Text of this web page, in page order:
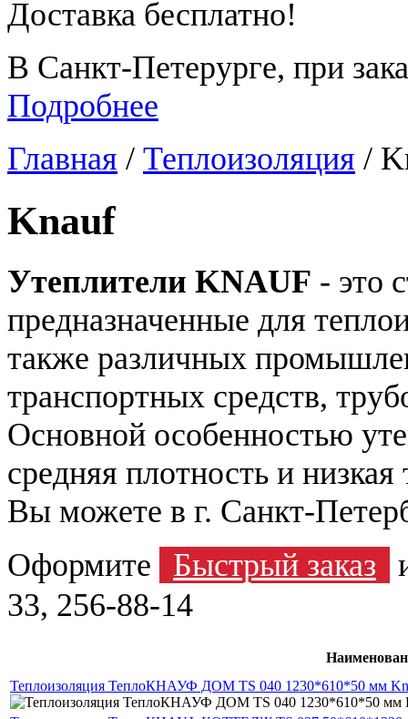
Доставка бесплатно!
В Санкт-Петерурге, при
Подробнее
Главная / Теплоизоляция /
Knauf
Утеплители KNAUF - это
предназначенные для
также различных
транспортных средств,
Основной особенностью
средняя плотность и
Вы можете в г. Санкт-
Оформите
Быстрый заказ
33, 256-88-14
Теплоизоляция ТеплоКНАУФ ДОМ TS 040 1230*610*50 мм